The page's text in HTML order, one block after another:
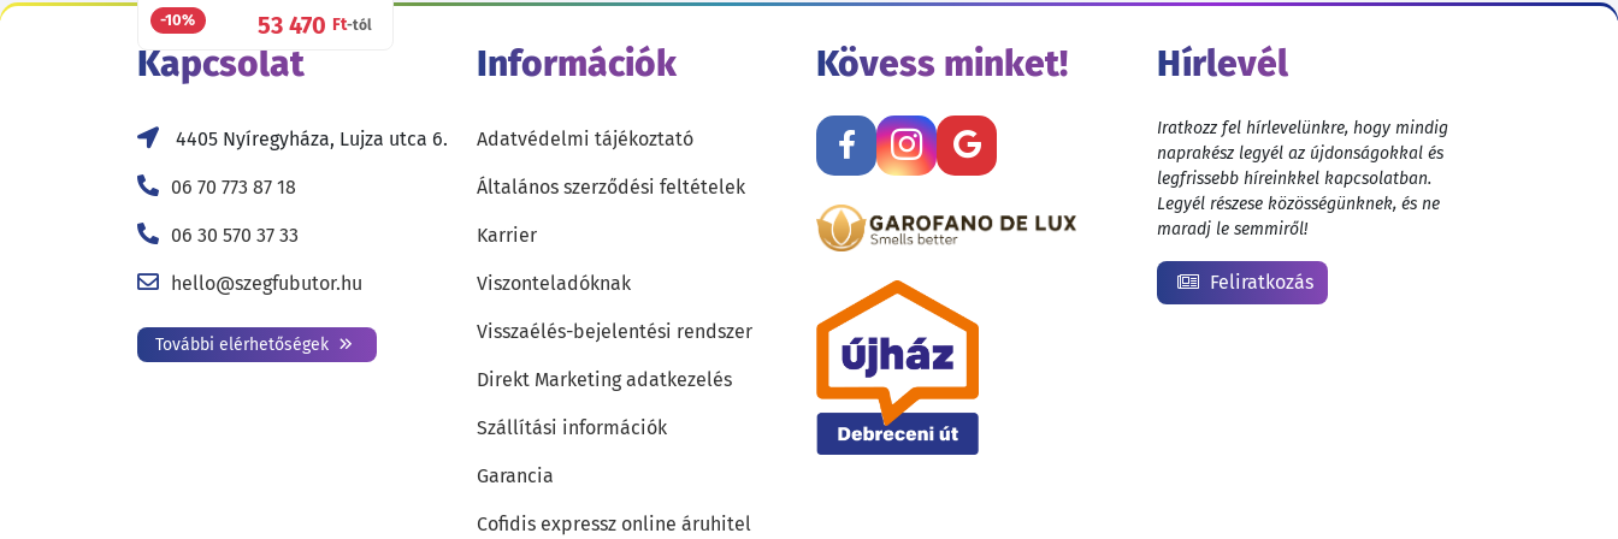
-10% 53 470 Ft-tól
Kapcsolat
4405 Nyíregyháza, Lujza utca 6.
06 70 773 87 18
06 30 570 37 33
hello@szegfubutor.hu
További elérhetőségek
Információk
Adatvédelmi tájékoztató
Általános szerződési feltételek
Karrier
Viszonteladóknak
Visszaélés-bejelentési rendszer
Direkt Marketing adatkezelés
Szállítási információk
Garancia
Cofidis expressz online áruhitel
Kövess minket! Hírlevél
Iratkozz fel hírlevelünkre, hogy mindig
naprakész legyél az újdonságokkal és
legfrissebb híreinkkel kapcsolatban.
Legyél részese közösségünknek, és ne
maradj le semmiről!
Feliratkozás